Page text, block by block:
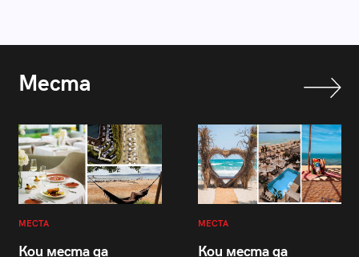
Места
МЕСТА
Кои места да
МЕСТА
Кои места да